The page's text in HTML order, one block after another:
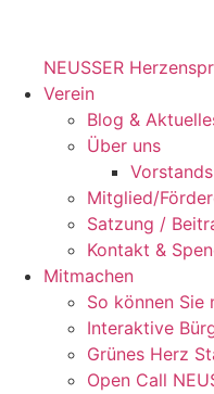
NEUSSER
Verein
Blog &
Über uns
Mitglied/
Satzung /
Kontakt &
Mitmachen
So können Sie
Interaktive
Grünes Herz
Open Call